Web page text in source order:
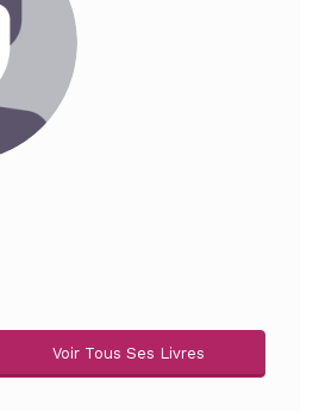
Voir Tous Ses Livres